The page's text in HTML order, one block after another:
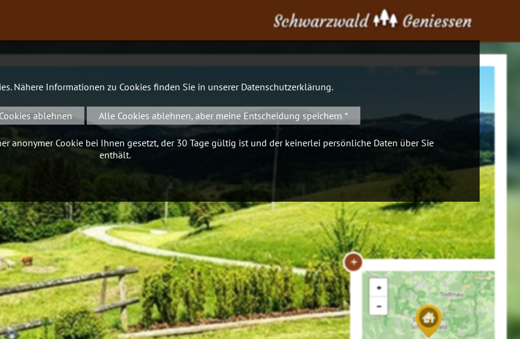
Schwarzwald Geniessen
+
+
−
Nähere Informationen zu Cookies finden Sie in unserer Datenschutzerklärung.
ablehnen Alle Cookies ablehnen, aber meine Entscheidung speichern *
anonymer Cookie bei Ihnen gesetzt, der 30 Tage gültig ist und der keinerlei persönliche Daten über Sie
enthält.